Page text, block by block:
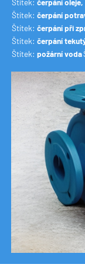
Štítek: čerpání oleje,
Štítek: čerpání
Štítek: čerpání při
Štítek: čerpání
Štítek: požární voda